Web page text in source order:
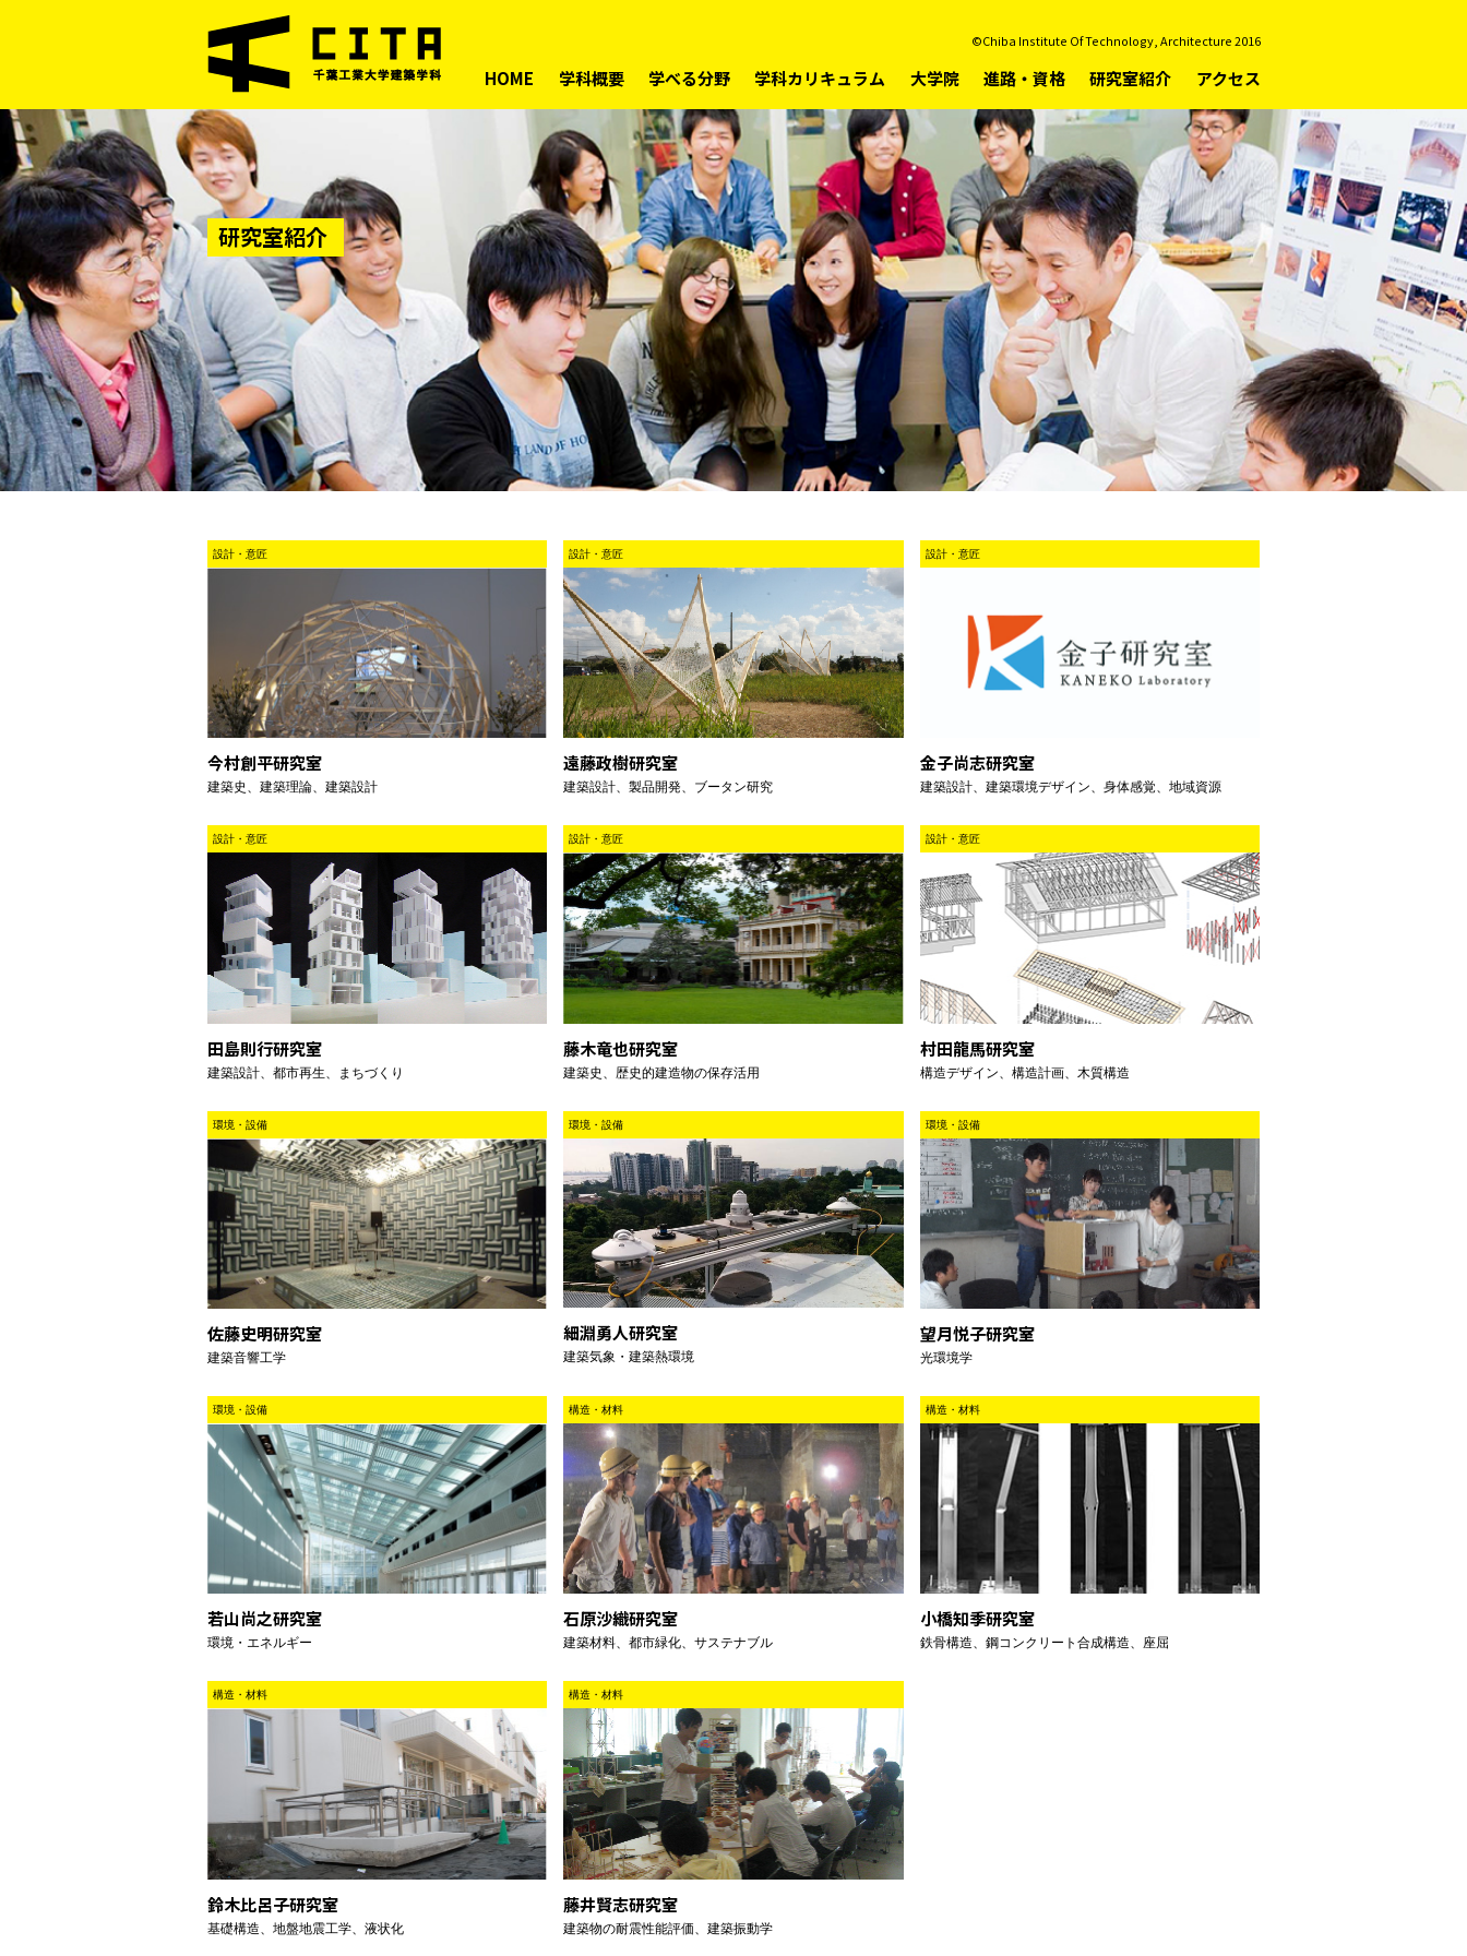
©Chiba Institute Of Technology, Architecture 2016
HOME 学科概要 学べる分野 学科カリキュラム 大学院 進路・資格 研究室紹介 アクセス
研究室紹介
設計・意匠
今村創平研究室
建築史、建築理論、建築設計
設計・意匠
遠藤政樹研究室
建築設計、製品開発、ブータン研究
設計・意匠
金子尚志研究室
建築設計、建築環境デザイン、身体感覚、地域資源
設計・意匠
田島則行研究室
建築設計、都市再生、まちづくり
設計・意匠
藤木竜也研究室
建築史、歴史的建造物の保存活用
設計・意匠
村田龍馬研究室
構造デザイン、構造計画、木質構造
環境・設備
佐藤史明研究室
建築音響工学
環境・設備
細淵勇人研究室
建築気象・建築熱環境
環境・設備
望月悦子研究室
光環境学
環境・設備
若山尚之研究室
環境・エネルギー
構造・材料
石原沙織研究室
建築材料、都市緑化、サステナブル
構造・材料
小橋知季研究室
鉄骨構造、鋼コンクリート合成構造、座屈
構造・材料
鈴木比呂子研究室
基礎構造、地盤地震工学、液状化
構造・材料
藤井賢志研究室
建築物の耐震性能評価、建築振動学